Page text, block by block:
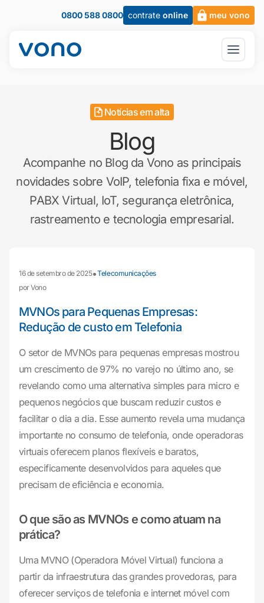
0800 588 0800 contrate online meu vono
Notícias em alta
Blog
Acompanhe no Blog da Vono as principais
novidades sobre VoIP, telefonia fixa e móvel,
PABX Virtual, IoT, segurança eletrônica,
rastreamento e tecnologia empresarial.
16 de setembro de 2025•Telecomunicações
por Vono
MVNOs para Pequenas Empresas:
Redução de custo em Telefonia
O setor de MVNOs para pequenas empresas mostrou
um crescimento de 97% no varejo no último ano, se
revelando como uma alternativa simples para micro e
pequenos negócios que buscam reduzir custos e
facilitar o dia a dia. Esse aumento revela uma mudança
importante no consumo de telefonia, onde operadoras
virtuais oferecem planos flexíveis e baratos,
especificamente desenvolvidos para aqueles que
precisam de eficiência e economia.
O que são as MVNOs e como atuam na
prática?
Uma MVNO (Operadora Móvel Virtual) funciona a
partir da infraestrutura das grandes provedoras, para
oferecer serviços de telefonia e internet móvel com